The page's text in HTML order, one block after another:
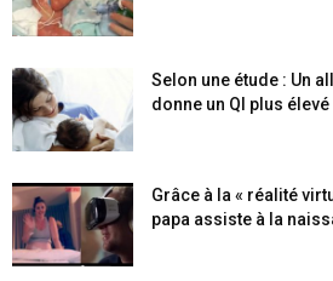
Selon une étude : Un
donne un QI plus élevé
Grâce à la « réalité
papa assiste à la